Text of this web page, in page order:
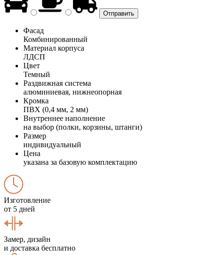
Фасад
Комбинированный
Материал корпуса
ЛДСП
Цвет
Темный
Раздвижная система
алюминиевая, нижнеопорная
Кромка
ПВХ (0,4 мм, 2 мм)
Внутреннее наполнение
на выбор (полки, корзины, штанги)
Размер
индивидуальный
Цена
указана за базовую комплектацию
Изготовление
от 5 дней
Замер, дизайн
и доставка бесплатно